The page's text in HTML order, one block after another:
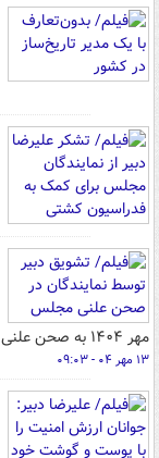
مهر ۱۴۰۴ به صحن علنی مجلس رفت و مورد تشویق نمایندگان قرار گرفت.
۱۳ مهر ۰۴ - ۰۹:۰۳